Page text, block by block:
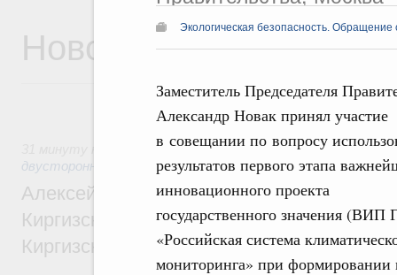
Экологическая безопасность. Обращение
Заместитель Председателя
Александр Новак принял участие
в совещании по вопросу
результатов первого этапа
инновационного проекта
государственного значения (ВИП
«Российская система
мониторинга» при формировании
Новости
Экономические и гуманитарные
двусторонней основе
Алексей Оверчук принял участие в
Киргизского экономического форума и
Киргизской межрегиональной